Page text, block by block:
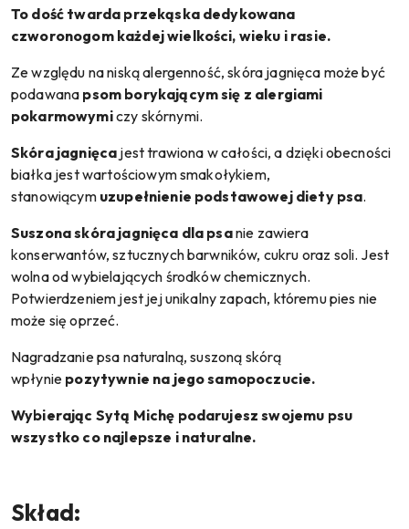
To dość twarda przekąska dedykowana
czworonogom każdej wielkości, wieku i rasie.
Ze względu na niską alergenność, skóra jagnięca może być
podawana psom borykającym się z alergiami
pokarmowymiczy skórnymi.
Skóra jagnięca jest trawiona w całości, a dzięki obecności
białka jest wartościowym smakołykiem,
stanowiącym uzupełnienie podstawowej diety psa.
Suszona skóra jagnięca dla psanie zawiera
konserwantów, sztucznych barwników, cukru oraz soli. Jest
wolna od wybielających środków chemicznych.
Potwierdzeniem jest jej unikalny zapach, któremu pies nie
może się oprzeć.
Nagradzanie psa naturalną, suszoną skórą
wpłynie pozytywnie na jego samopoczucie.
Wybierając Sytą Michę podarujesz swojemu psu
wszystko co najlepsze i naturalne.
Skład: